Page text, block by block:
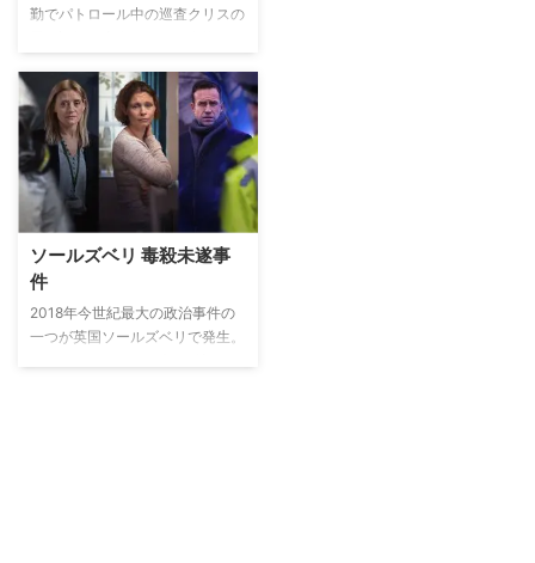
勤でパトロール中の巡査クリスの
ハードな夜勤と精神的ストレスの
影響で任務中にも理性を失いがち
なクリスだったが、新人警官のレ
イチェルがパトロールに同行する
ことになり…。
ソールズベリ 毒殺未遂事
件
2018年今世紀最大の政治事件の
一つが英国ソールズベリで発生。